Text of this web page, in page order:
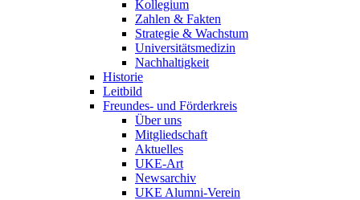
Kollegium
Zahlen & Fakten
Strategie & Wachstum
Universitätsmedizin
Nachhaltigkeit
Historie
Leitbild
Freundes- und Förderkreis
Über uns
Mitgliedschaft
Aktuelles
UKE-Art
Newsarchiv
UKE Alumni-Verein